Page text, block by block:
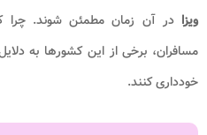
ویزا در آن زمان مطمئن شوند.
مسافران، برخی از این کشورها به
خودداری کنند.